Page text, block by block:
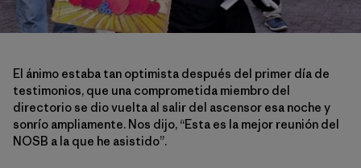
El ánimo estaba tan optimista después del primer día de
testimonios, que una comprometida miembro del
directorio se dio vuelta al salir del ascensor esa noche y
sonrío ampliamente. Nos dijo, “Esta es la mejor reunión del
NOSB a la que he asistido”.